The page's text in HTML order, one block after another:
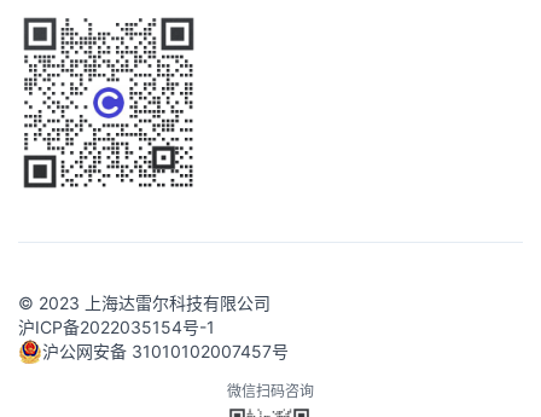
© 2023 上海达雷尔科技有限公司
沪ICP备2022035154号-1
沪公网安备 31010102007457号
微信扫码咨询